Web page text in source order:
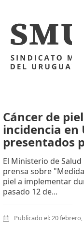
Cáncer de
incidencia en
presentados
El Ministerio de
prensa sobre
piel a implementar
pasado 12 de...
Publicado el: 20 febrero,